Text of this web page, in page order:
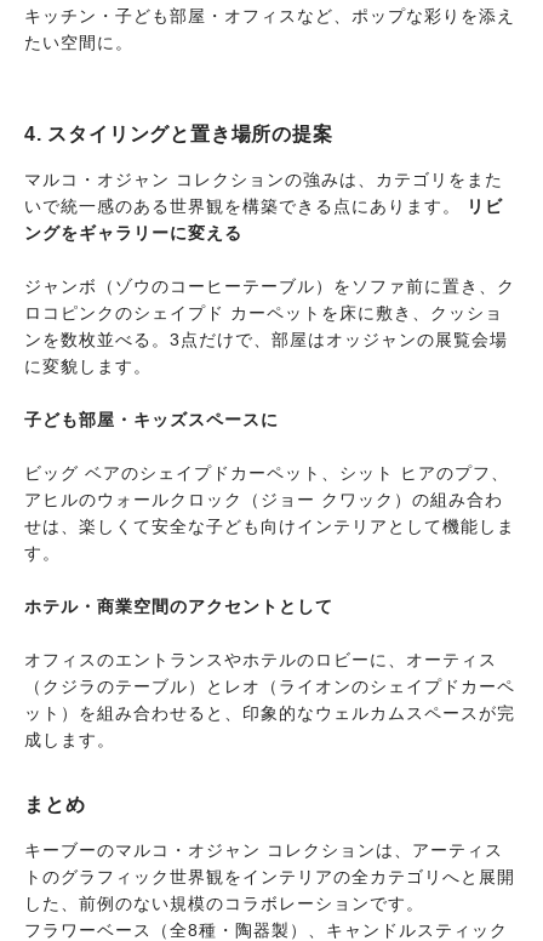
キッチン・子ども部屋・オフィスなど、ポップな彩りを添え
たい空間に。
4. スタイリングと置き場所の提案
マルコ・オジャン コレクションの強みは、カテゴリをまた
いで統一感のある世界観を構築できる点にあります。
リビ
ングをギャラリーに変える
ジャンボ（ゾウのコーヒーテーブル）をソファ前に置き、ク
ロコピンクのシェイプド カーペットを床に敷き、クッショ
ンを数枚並べる。3点だけで、部屋はオッジャンの展覧会場
に変貌します。
子ども部屋・キッズスペースに
ビッグ ベアのシェイプドカーペット、シット ヒアのプフ、
アヒルのウォールクロック（ジョー クワック）の組み合わ
せは、楽しくて安全な子ども向けインテリアとして機能しま
す。
ホテル・商業空間のアクセントとして
オフィスのエントランスやホテルのロビーに、オーティス
（クジラのテーブル）とレオ（ライオンのシェイプドカーペ
ット）を組み合わせると、印象的なウェルカムスペースが完
成します。
まとめ
キーブーのマルコ・オジャン コレクションは、アーティス
トのグラフィック世界観をインテリアの全カテゴリへと展開
した、前例のない規模のコラボレーションです。
フラワーベース（全8種・陶器製）、キャンドルスティック